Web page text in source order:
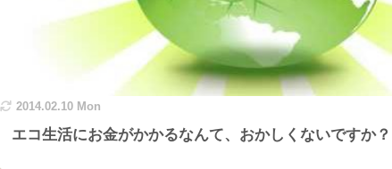
2014.02.10 Mon
エコ生活にお金がかかるなんて、おかしくないですか？